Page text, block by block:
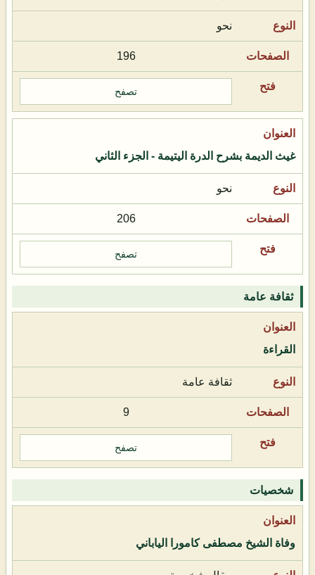
نحو
196
تصفح
غيث الديمة بشرح الدرة اليتيمة - الجزء الثاني
نحو
206
تصفح
ثقافة عامة
القراءة
ثقافة عامة
9
تصفح
شخصيات
وفاة الشيخ مصطفى كامورا الياباني